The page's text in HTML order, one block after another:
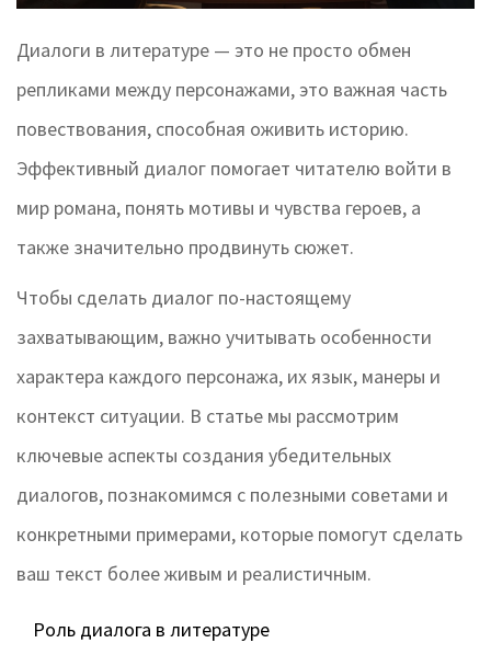
Диалоги в литературе — это не просто обмен
репликами между персонажами, это важная часть
повествования, способная оживить историю.
Эффективный диалог помогает читателю войти в
мир романа, понять мотивы и чувства героев, а
также значительно продвинуть сюжет.
Чтобы сделать диалог по-настоящему
захватывающим, важно учитывать особенности
характера каждого персонажа, их язык, манеры и
контекст ситуации. В статье мы рассмотрим
ключевые аспекты создания убедительных
диалогов, познакомимся с полезными советами и
конкретными примерами, которые помогут сделать
ваш текст более живым и реалистичным.
Роль диалога в литературе